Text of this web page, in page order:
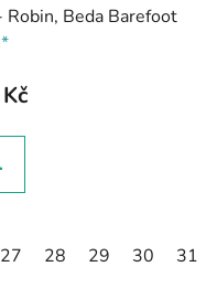
Beda Barefoot
27 28 29 30 31